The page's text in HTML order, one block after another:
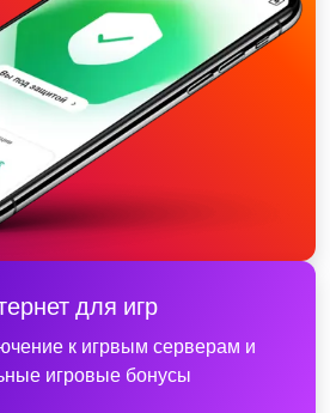
для игр
к игрвым серверам и
игровые бонусы